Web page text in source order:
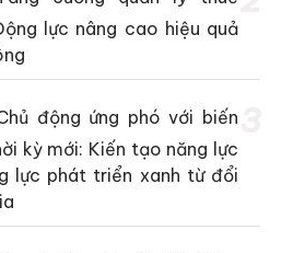
lực nâng cao hiệu quả
động ứng phó với biến
kỳ mới: Kiến tạo năng lực
lực phát triển xanh từ đổi